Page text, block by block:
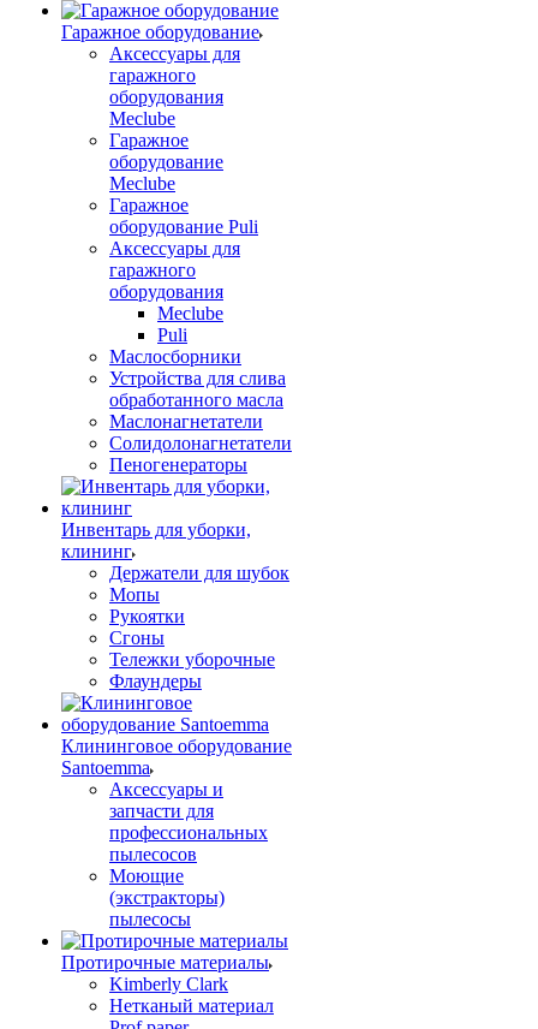
Гаражное оборудование
Аксессуары для
гаражного
оборудования
Meclube
Гаражное
оборудование
Meclube
Гаражное
оборудование Puli
Аксессуары для
гаражного
оборудования
Meclube
Puli
Маслосборники
Устройства для слива
обработанного масла
Маслонагнетатели
Солидолонагнетатели
Пеногенераторы
Инвентарь для уборки,
клининг
Держатели для шубок
Мопы
Рукоятки
Сгоны
Тележки уборочные
Флаундеры
Клининговое оборудование
Santoemma
Аксессуары и
запчасти для
профессиональных
пылесосов
Моющие
(экстракторы)
пылесосы
Протирочные материалы
Kimberly Clark
Нетканый материал